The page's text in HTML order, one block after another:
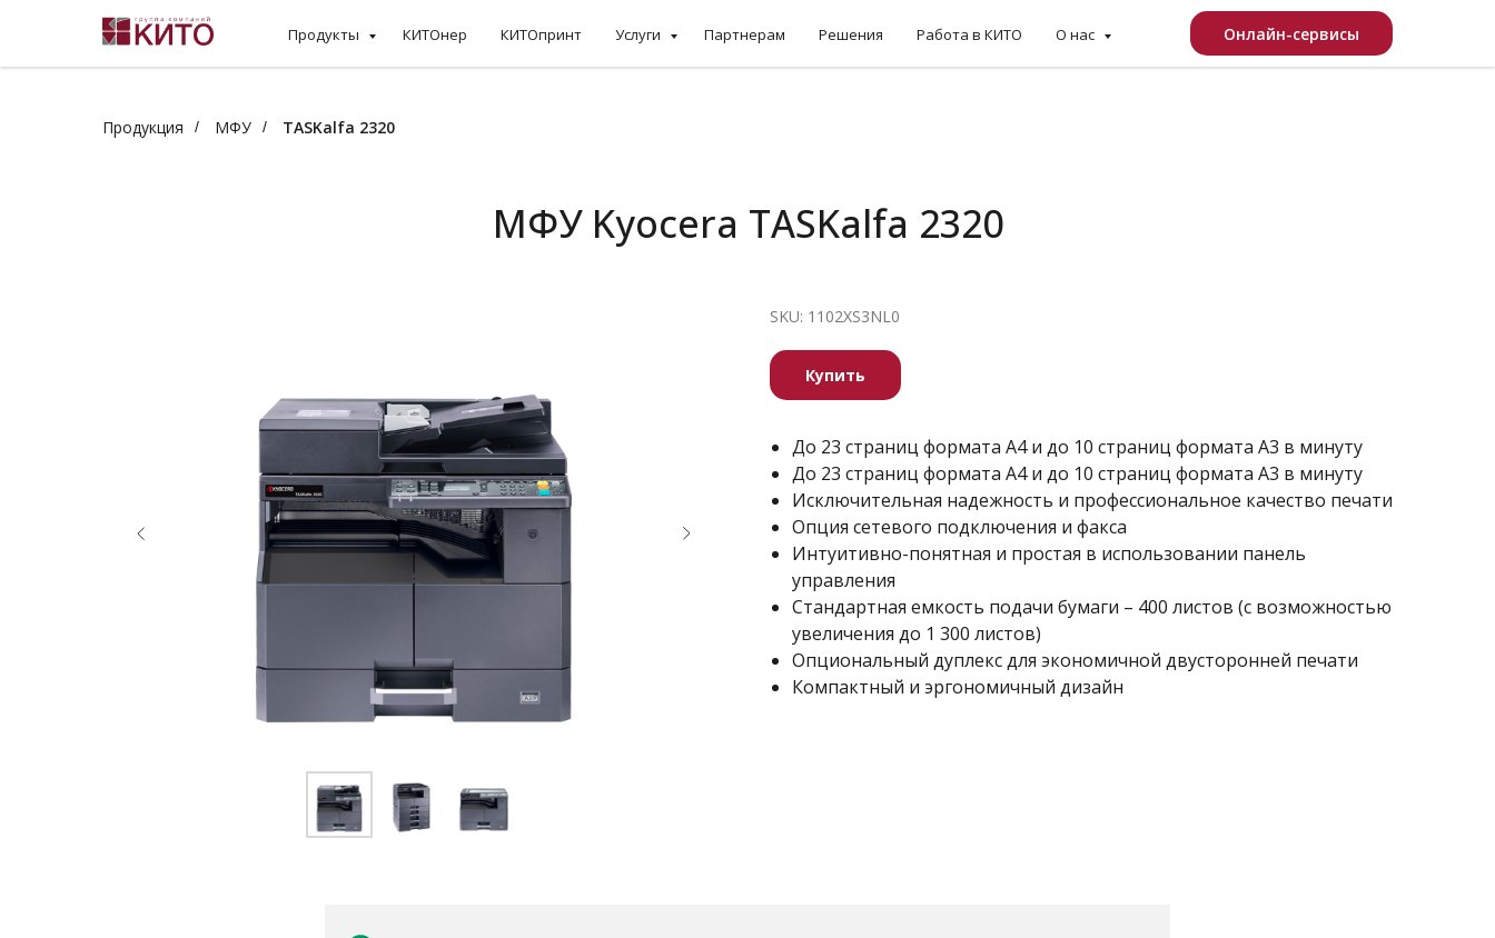
Продукты КИТОнер КИТОпринт Услуги Партнерам Решения Работа в КИТО О нас Онлайн-сервисы
Продукция / МФУ / TASKalfa 2320
МФУ Kyocera TASKalfa 2320
SKU: 1102XS3NL0
Купить
До 23 страниц формата A4 и до 10 страниц формата A3 в минуту
До 23 страниц формата A4 и до 10 страниц формата A3 в минуту
Исключительная надежность и профессиональное качество печати
Опция сетевого подключения и факса
Интуитивно-понятная и простая в использовании панель
управления
Стандартная емкость подачи бумаги – 400 листов (с возможностью
увеличения до 1 300 листов)
Опциональный дуплекс для экономичной двусторонней печати
Компактный и эргономичный дизайн